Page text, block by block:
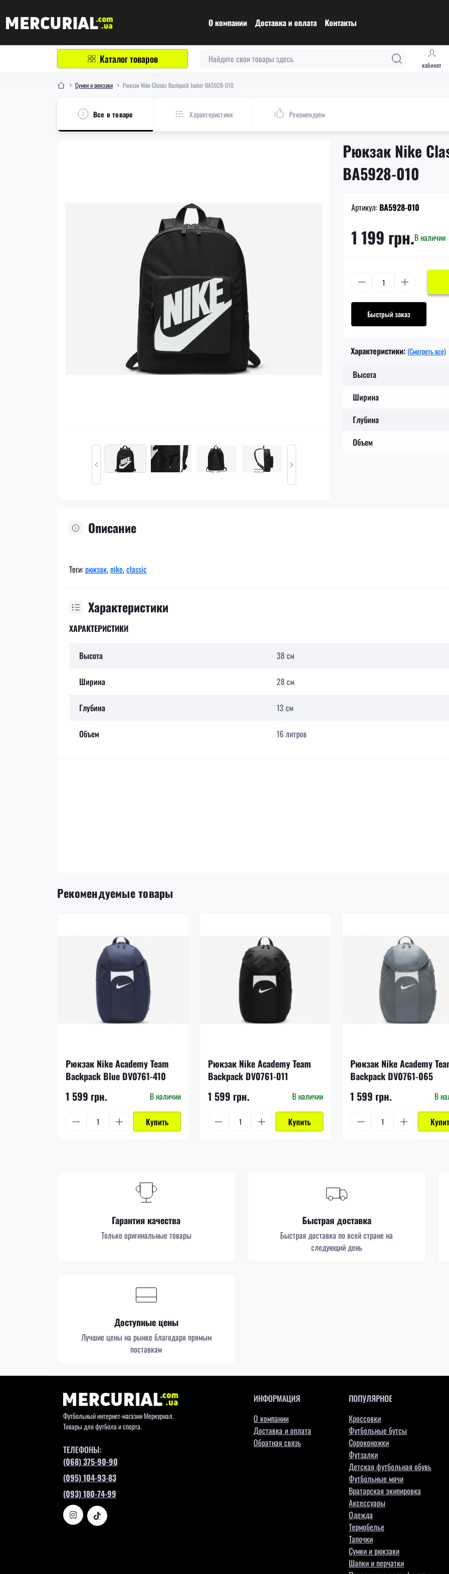
О компании Доставка и оплата Контакты
Каталог товаров кабинет
Сумки и рюкзаки Рюкзак Nike Classic Backpack Junior BA5928-010
Все о товаре Характеристики Рекомендуем
Рюкзак Nike
BA5928-010
Артикул: BA5928-010
1 199 грн.В наличии
Быстрый заказ
Характеристики: (Смотреть все)
Высота
Ширина
Глубина
Объем
Описание
Теги:рюкзак,nike,classic
Характеристики
ХАРАКТЕРИСТИКИ
Высота 38 см
Ширина 28 см
Глубина 13 см
Объем 16 литров
Рекомендуемые товары
Рюкзак Nike Academy Team
Backpack Blue DV0761-410
1 599 грн. В наличии
Купить
Рюкзак Nike Academy Team
Backpack DV0761-011
1 599 грн. В наличии
Купить
Рюкзак Nike Academy
Backpack DV0761-065
1 599 грн. В
Гарантия качества
Только оригинальные товары
Быстрая доставка
Быстрая доставка по всей стране на
следующий день
Доступные цены
Лучшие цены на рынке благодаря прямым
поставкам
Футбольный интернет-магазин Меркуриал.
Товары для футбола и спорта.
ТЕЛЕФОНЫ:
(068) 375-90-90
(095) 104-93-83
(093) 180-74-99
ИНФОРМАЦИЯ
О компании
Доставка и оплата
Обратная связь
ПОПУЛЯРНОЕ
Кроссовки
Футбольные бутсы
Сороконожки
Футзалки
Детская футбольная обувь
Футбольные мячи
Вратарская экипировка
Аксессуары
Одежда
Термобелье
Тапочки
Сумки и рюкзаки
Шапки и перчатки